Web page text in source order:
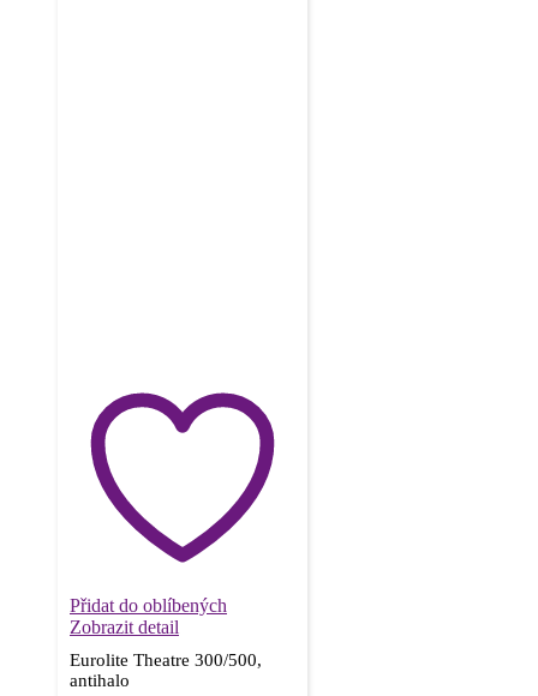
Přidat do oblíbených
Zobrazit detail
Eurolite Theatre 300/500,
antihalo